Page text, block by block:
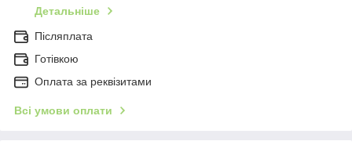
Детальніше
Післяплата
Готівкою
Оплата за реквізитами
Всі умови оплати